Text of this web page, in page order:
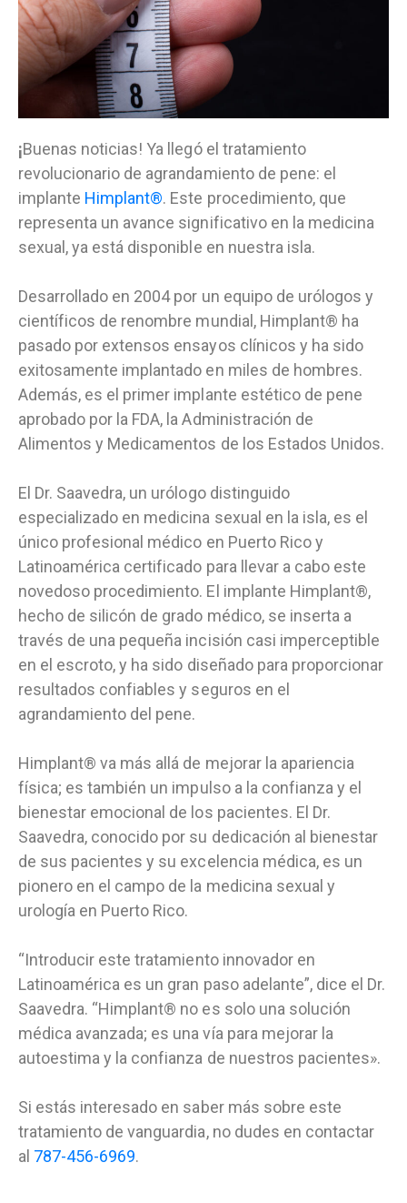
¡Buenas noticias! Ya llegó el tratamiento
revolucionario de agrandamiento de pene: el
implante Himplant®. Este procedimiento, que
representa un avance significativo en la medicina
sexual, ya está disponible en nuestra isla.
Desarrollado en 2004 por un equipo de urólogos y
científicos de renombre mundial, Himplant® ha
pasado por extensos ensayos clínicos y ha sido
exitosamente implantado en miles de hombres.
Además, es el primer implante estético de pene
aprobado por la FDA, la Administración de
Alimentos y Medicamentos de los Estados Unidos.
El Dr. Saavedra, un urólogo distinguido
especializado en medicina sexual en la isla, es el
único profesional médico en Puerto Rico y
Latinoamérica certificado para llevar a cabo este
novedoso procedimiento. El implante Himplant®,
hecho de silicón de grado médico, se inserta a
través de una pequeña incisión casi imperceptible
en el escroto, y ha sido diseñado para proporcionar
resultados confiables y seguros en el
agrandamiento del pene.
Himplant® va más allá de mejorar la apariencia
física; es también un impulso a la confianza y el
bienestar emocional de los pacientes. El Dr.
Saavedra, conocido por su dedicación al bienestar
de sus pacientes y su excelencia médica, es un
pionero en el campo de la medicina sexual y
urología en Puerto Rico.
“Introducir este tratamiento innovador en
Latinoamérica es un gran paso adelante”, dice el Dr.
Saavedra. “Himplant® no es solo una solución
médica avanzada; es una vía para mejorar la
autoestima y la confianza de nuestros pacientes».
Si estás interesado en saber más sobre este
tratamiento de vanguardia, no dudes en contactar
al 787-456-6969.